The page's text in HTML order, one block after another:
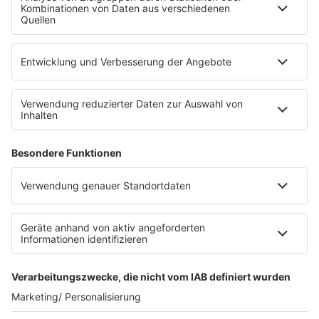
Die Uniklinik Tübingen hat ein neues Fahrradparkhaus
eröffnet. Direkt an der Medizinischen Klinik bietet es
E-Bikes über eine Photovoltaikanlage auf dem …
Impressum
Datenschutzerklärung
Datenschutzeinstellungen